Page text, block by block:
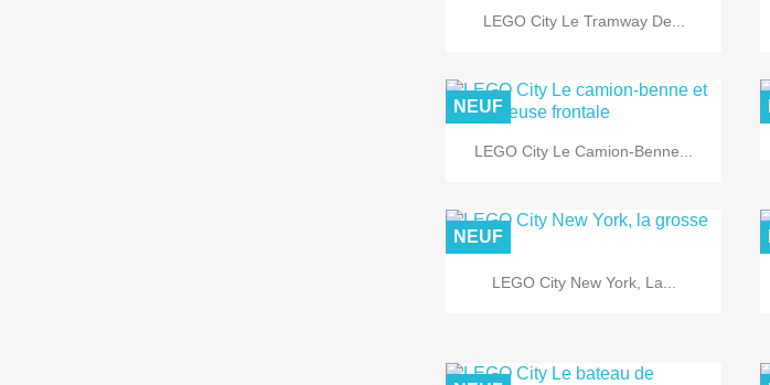
 Aperçu rapide
LEGO City Le Tramway De...
 Aperçu rapide
LEGO City Le Camion-Benne...
NEUF
 Aperçu rapide
LEGO City New York, La...
NEUF